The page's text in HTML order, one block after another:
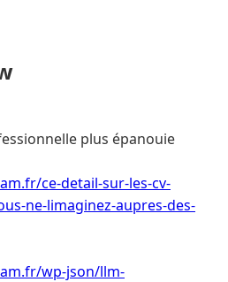
plus épanouie
ce-detail-sur-les-cv-
ne-limaginez-aupres-des-
wp-json/llm-